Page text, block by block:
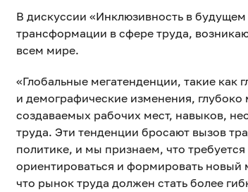
В дискуссии «Инклюзивность в
трансформации в сфере труда,
всем мире.
«Глобальные мегатенденции, такие как
и демографические изменения, глубоко
создаваемых рабочих мест, навыков,
труда. Эти тенденции бросают вызов
политике, и мы признаем, что
ориентироваться и формировать
что рынок труда должен стать более